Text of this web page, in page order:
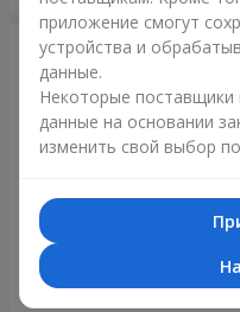
51 белая хризантема
приложение смогут
устройства и
данные.
Некоторые
данные на основании
изменить свой выбор